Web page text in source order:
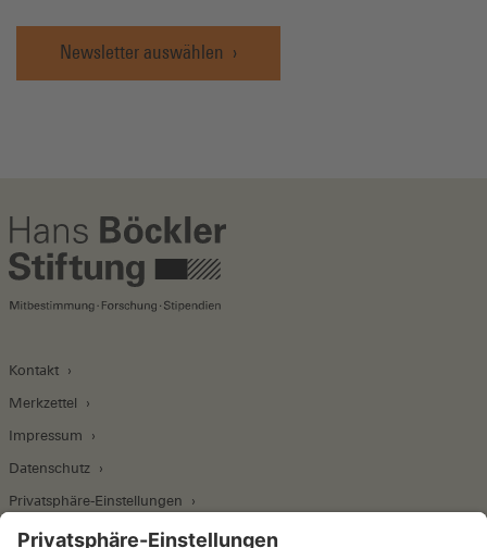
Newsletter auswählen
Kontakt
Merkzettel
Impressum
Datenschutz
Privatsphäre-Einstellungen